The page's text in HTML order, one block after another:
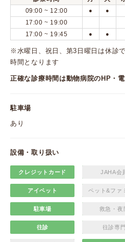
09:00 ~ 12:00
● ●
17:00 ~ 19:00
17:00 ~ 19:45 ● ●
※水曜日、祝日、第3日曜日は休診
時間となります
正確な診療時間は動物病院のHP・
駐車場
あり
設備・取り扱い
クレジットカード JAHA会
アイペット ペット&ファ
駐車場 救急・夜
往診 往診専門